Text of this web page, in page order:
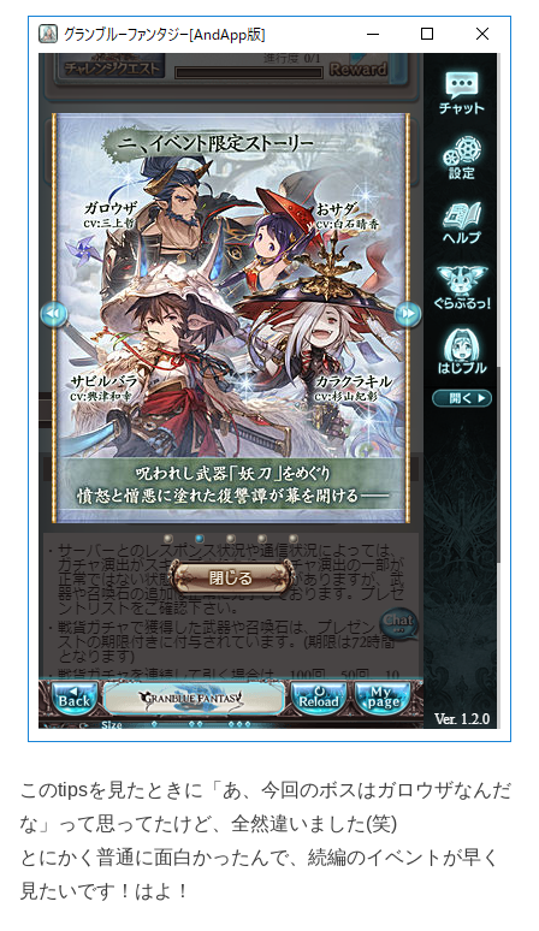
このtipsを見たときに「あ、今回のボスはガロウザなんだ
な」って思ってたけど、全然違いました(笑)
とにかく普通に面白かったんで、続編のイベントが早く
見たいです！はよ！